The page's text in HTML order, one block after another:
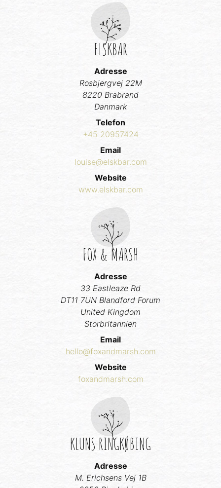
ELSKBAR
Adresse
Rosbjergvej 22M
8220 Brabrand
Danmark
Telefon
+45 20957424
Email
louise@elskbar.com
Website
www.elskbar.com
FOX & MARSH
Adresse
33 Eastleaze Rd
DT11 7UN Blandford Forum
United Kingdom
Storbritannien
Email
hello@foxandmarsh.com
Website
foxandmarsh.com
KLUNS RINGKØBING
Adresse
M. Erichsens Vej 1B